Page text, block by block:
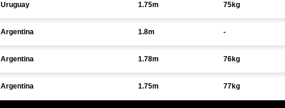
Uruguay 1.75m 75kg
Argentina 1.8m -
Argentina 1.78m 76kg
Argentina 1.75m 77kg